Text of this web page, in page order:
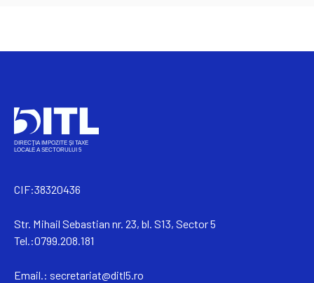
CIF:38320436
Str. Mihail Sebastian nr. 23, bl. S13, Sector 5
Tel.:0799.208.181
Email.: secretariat@ditl5.ro